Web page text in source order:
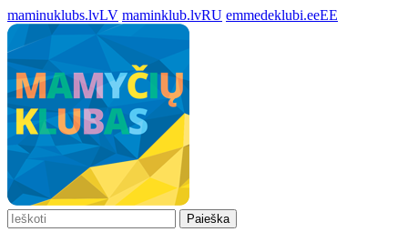
maminuklubs.lvLV maminklub.lvRU emmedeklubi.eeEE
Paieška